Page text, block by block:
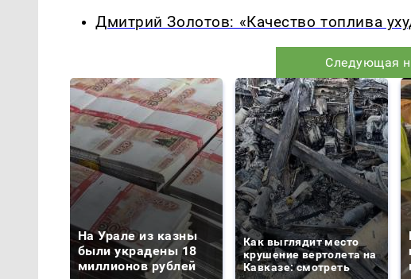
Дмитрий Золотов: «Качество топлива
Следующая
На Урале из казны
были украдены 18
миллионов рублей
Как выглядит место
крушение вертолета на
Кавказе: смотреть